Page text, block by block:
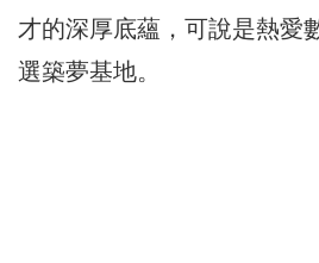
才的深厚底蘊，可說是熱愛
選築夢基地。